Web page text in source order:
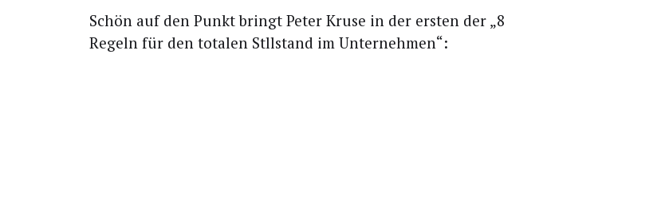
Schön auf den Punkt bringt Peter Kru­se in der ers­ten der „8
Regeln für den tota­len Stll­stand im Unternehmen“: